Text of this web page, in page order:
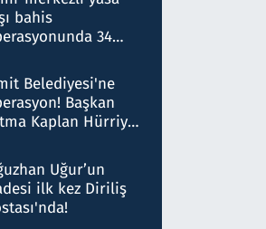
bahis
34
liralık para
tespit edildi
Belediyesi'ne
Başkan
Kaplan Hürriyet
Uğur’un
ilk kez Diriliş